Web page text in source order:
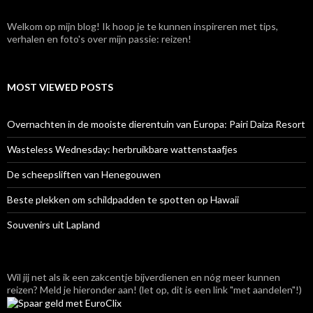
Welkom op mijn blog! Ik hoop je te kunnen inspireren met tips,
verhalen en foto's over mijn passie: reizen!
MOST VIEWED POSTS
Overnachten in de mooiste dierentuin van Europa: Pairi Daiza Resort
Wasteless Wednesday: herbruikbare wattenstaafjes
De scheepsliften van Henegouwen
Beste plekken om schildpadden te spotten op Hawaii
Souvenirs uit Lapland
Wil jij net als ik een zakcentje bijverdienen en nóg meer kunnen
reizen? Meld je hieronder aan! (let op, dit is een link "met aandelen"!)